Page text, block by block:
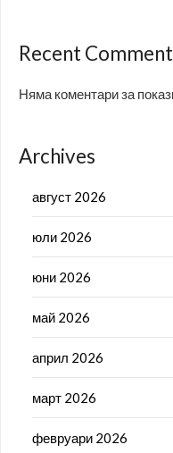
Recent
Няма коментари за
Archives
август 2026
юли 2026
юни 2026
май 2026
април 2026
март 2026
февруари 2026